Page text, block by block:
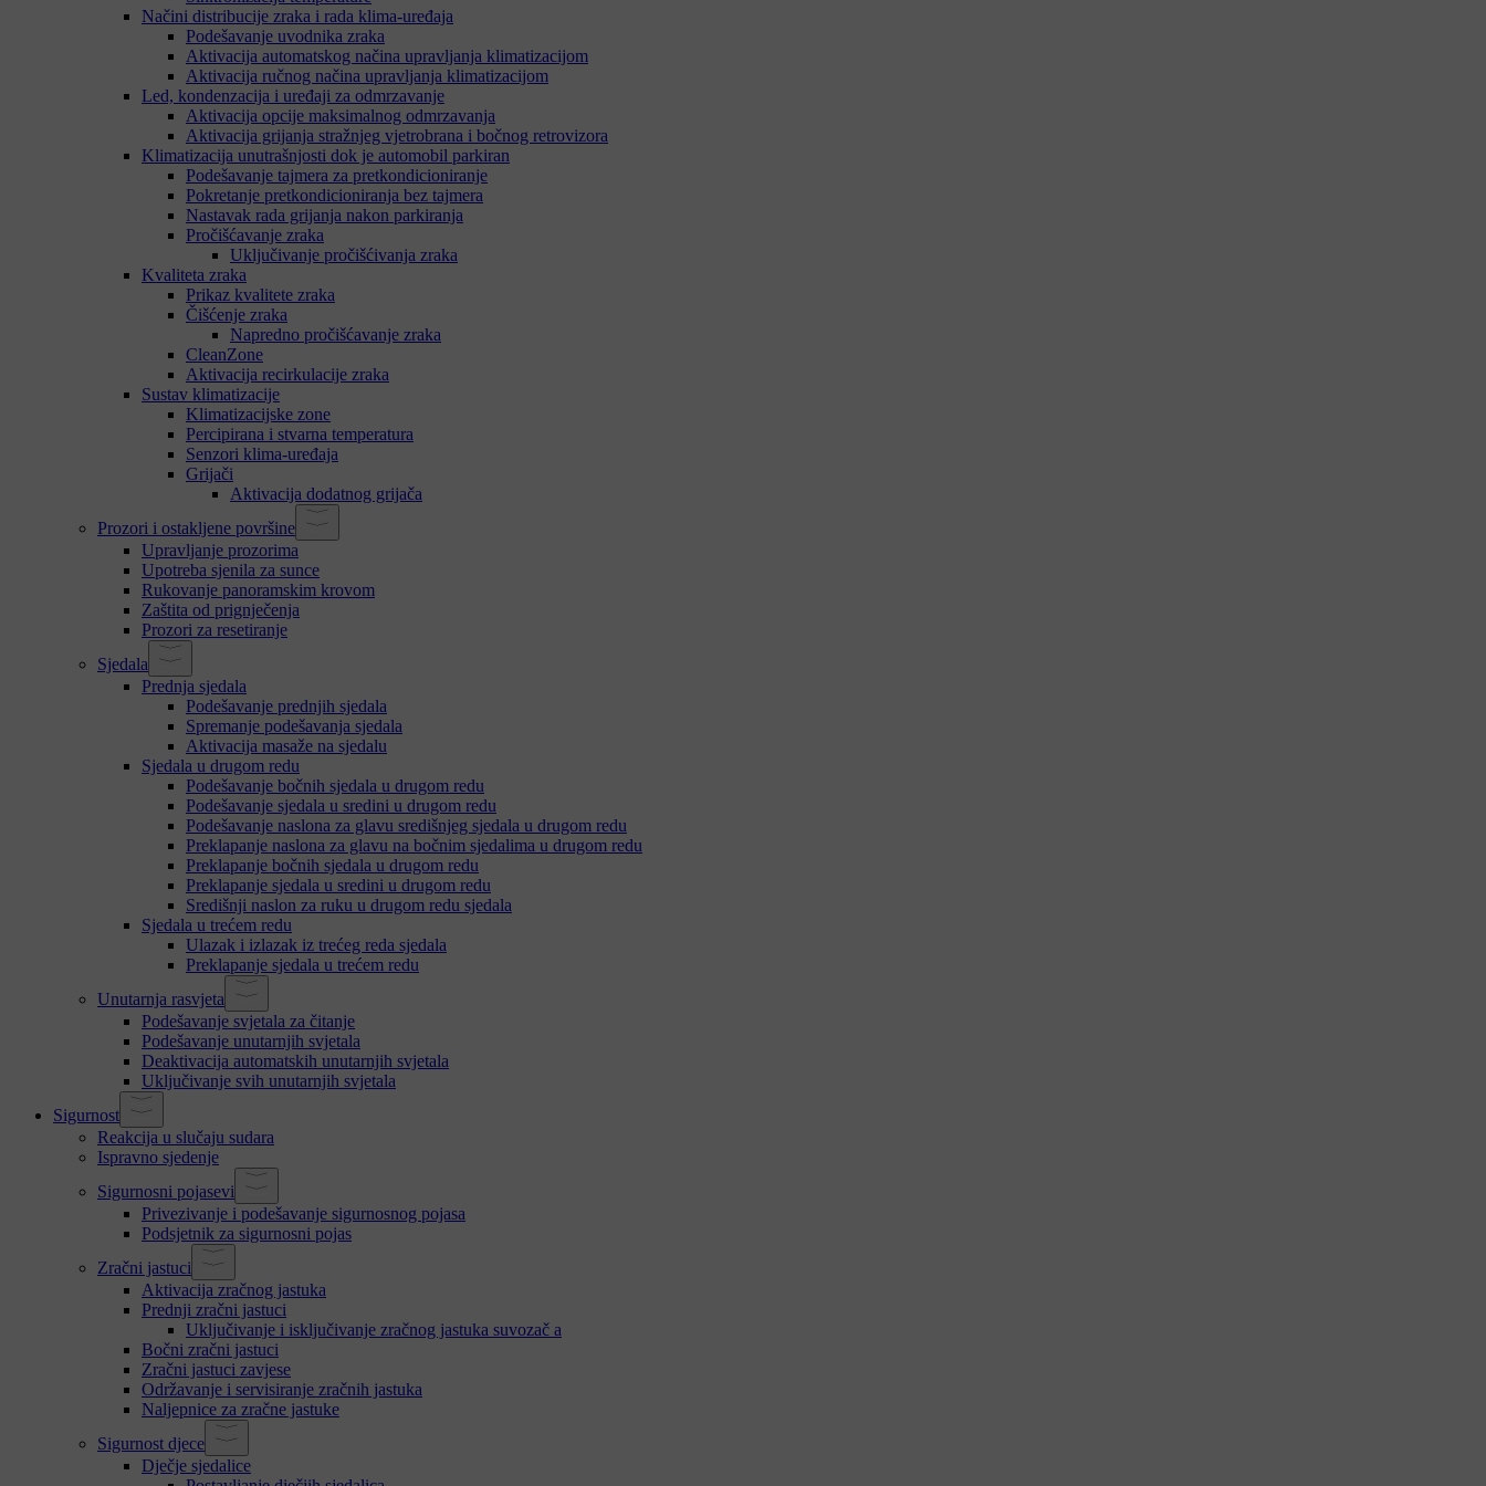
Načini distribucije zraka i rada klima-uređaja
Podešavanje uvodnika zraka
Aktivacija automatskog načina upravljanja klimatizacijom
Aktivacija ručnog načina upravljanja klimatizacijom
Led, kondenzacija i uređaji za odmrzavanje
Aktivacija opcije maksimalnog odmrzavanja
Aktivacija grijanja stražnjeg vjetrobrana i bočnog retrovizora
Klimatizacija unutrašnjosti dok je automobil parkiran
Podešavanje tajmera za pretkondicioniranje
Pokretanje pretkondicioniranja bez tajmera
Nastavak rada grijanja nakon parkiranja
Pročišćavanje zraka
Uključivanje pročišćivanja zraka
Kvaliteta zraka
Prikaz kvalitete zraka
Čišćenje zraka
Napredno pročišćavanje zraka
CleanZone
Aktivacija recirkulacije zraka
Sustav klimatizacije
Klimatizacijske zone
Percipirana i stvarna temperatura
Senzori klima-uređaja
Grijači
Aktivacija dodatnog grijača
Prozori i ostakljene površine
Upravljanje prozorima
Upotreba sjenila za sunce
Rukovanje panoramskim krovom
Zaštita od prignječenja
Prozori za resetiranje
Sjedala
Prednja sjedala
Podešavanje prednjih sjedala
Spremanje podešavanja sjedala
Aktivacija masaže na sjedalu
Sjedala u drugom redu
Podešavanje bočnih sjedala u drugom redu
Podešavanje sjedala u sredini u drugom redu
Podešavanje naslona za glavu središnjeg sjedala u drugom redu
Preklapanje naslona za glavu na bočnim sjedalima u drugom redu
Preklapanje bočnih sjedala u drugom redu
Preklapanje sjedala u sredini u drugom redu
Središnji naslon za ruku u drugom redu sjedala
Sjedala u trećem redu
Ulazak i izlazak iz trećeg reda sjedala
Preklapanje sjedala u trećem redu
Unutarnja rasvjeta
Podešavanje svjetala za čitanje
Podešavanje unutarnjih svjetala
Deaktivacija automatskih unutarnjih svjetala
Uključivanje svih unutarnjih svjetala
Sigurnost
Reakcija u slučaju sudara
Ispravno sjedenje
Sigurnosni pojasevi
Privezivanje i podešavanje sigurnosnog pojasa
Podsjetnik za sigurnosni pojas
Zračni jastuci
Aktivacija zračnog jastuka
Prednji zračni jastuci
Uključivanje i isključivanje zračnog jastuka suvozač a
Bočni zračni jastuci
Zračni jastuci zavjese
Održavanje i servisiranje zračnih jastuka
Naljepnice za zračne jastuke
Sigurnost djece
Dječje sjedalice